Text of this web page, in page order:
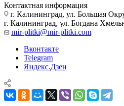
Контактная информация
г. Калининград, ул. Большая
г. Калининград, ул. Богдана
mir-plitki@mir-plitki.com
Вконтакте
Telegram
Яндекс.Дзен